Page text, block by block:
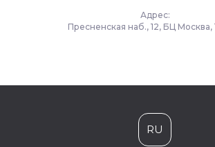
Адрес:
Пресненская наб., 12, БЦ Москва,
RU